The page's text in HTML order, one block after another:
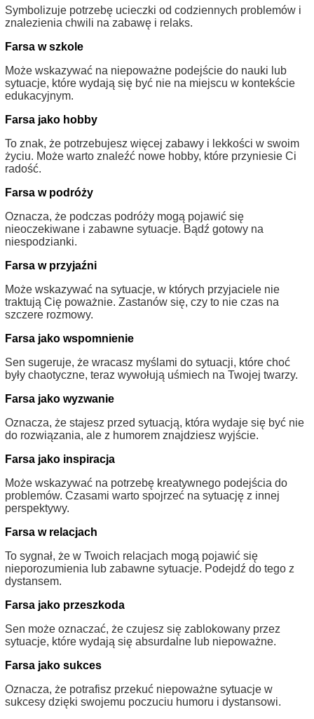
Symbolizuje potrzebę ucieczki od codziennych problemów i
znalezienia chwili na zabawę i relaks.
Farsa w szkole
Może wskazywać na niepoważne podejście do nauki lub
sytuacje, które wydają się być nie na miejscu w kontekście
edukacyjnym.
Farsa jako hobby
To znak, że potrzebujesz więcej zabawy i lekkości w swoim
życiu. Może warto znaleźć nowe hobby, które przyniesie Ci
radość.
Farsa w podróży
Oznacza, że podczas podróży mogą pojawić się
nieoczekiwane i zabawne sytuacje. Bądź gotowy na
niespodzianki.
Farsa w przyjaźni
Może wskazywać na sytuacje, w których przyjaciele nie
traktują Cię poważnie. Zastanów się, czy to nie czas na
szczere rozmowy.
Farsa jako wspomnienie
Sen sugeruje, że wracasz myślami do sytuacji, które choć
były chaotyczne, teraz wywołują uśmiech na Twojej twarzy.
Farsa jako wyzwanie
Oznacza, że stajesz przed sytuacją, która wydaje się być nie
do rozwiązania, ale z humorem znajdziesz wyjście.
Farsa jako inspiracja
Może wskazywać na potrzebę kreatywnego podejścia do
problemów. Czasami warto spojrzeć na sytuację z innej
perspektywy.
Farsa w relacjach
To sygnał, że w Twoich relacjach mogą pojawić się
nieporozumienia lub zabawne sytuacje. Podejdź do tego z
dystansem.
Farsa jako przeszkoda
Sen może oznaczać, że czujesz się zablokowany przez
sytuacje, które wydają się absurdalne lub niepoważne.
Farsa jako sukces
Oznacza, że potrafisz przekuć niepoważne sytuacje w
sukcesy dzięki swojemu poczuciu humoru i dystansowi.